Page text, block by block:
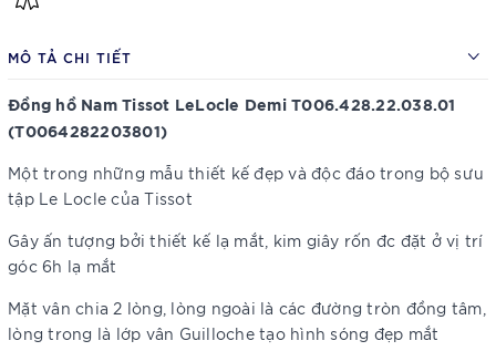
MÔ TẢ CHI TIẾT
Đồng hồ Nam Tissot LeLocle Demi T006.428.22.038.01
(T0064282203801)
Một trong những mẫu thiết kế đẹp và độc đáo trong bộ sưu
tập Le Locle của Tissot
Gây ấn tượng bởi thiết kế lạ mắt, kim giây rốn đc đặt ở vị trí
góc 6h lạ mắt
Mặt vân chia 2 lòng, lòng ngoài là các đường tròn đồng tâm,
lòng trong là lớp vân Guilloche tạo hình sóng đẹp mắt